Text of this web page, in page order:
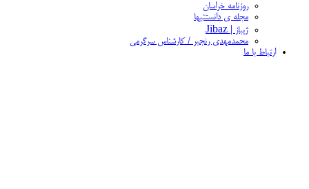
روزنامه خراسان
مجله ی دانستنیها
ژیباز | Jibaz
محمدمهدی رنجبر / کارشناس سرگرمی
ارتباط با ما